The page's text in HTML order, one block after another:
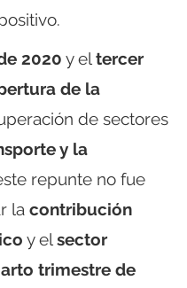
2020 y eltercer
de la
de sectores
y la
repunte no fue
la contribución
y elsector
trimestre de